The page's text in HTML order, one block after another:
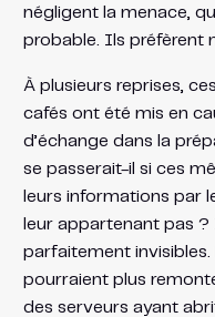
négligent la menace,
probable. Ils préfèrent
À plusieurs reprises,
cafés ont été mis en
d’échange dans la
se passerait-il si ces
leurs informations par
leur appartenant pas
parfaitement invisibles.
pourraient plus
des serveurs ayant